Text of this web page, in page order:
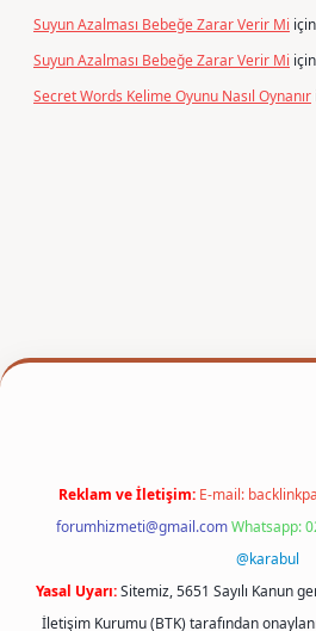
Suyun Azalması Bebeğe Zarar Verir Mi için
Suyun Azalması Bebeğe Zarar Verir Mi için
Secret Words Kelime Oyunu Nasıl Oynanır
Reklam ve İletişim: E-mail:
forumhizmeti@gmail.comWhatsapp:
@karabul
Yasal Uyarı:Sitemiz, 5651 Sayılı Kanun
İletişim Kurumu (BTK) tarafından